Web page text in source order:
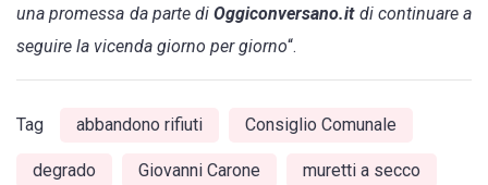
una promessa da parte diOggiconversano.it di continuare a
seguire la vicenda giorno per giorno“.
Tag abbandono rifiuti Consiglio Comunale
degrado Giovanni Carone muretti a secco